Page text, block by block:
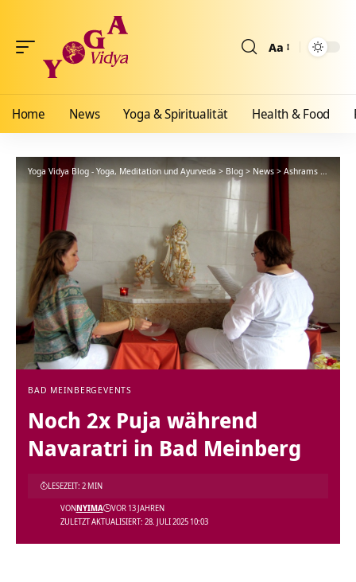
Aa
Home News Yoga & Spiritualität Health & Food
Yoga Vidya Blog - Yoga, Meditation und Ayurveda > Blog > News > Ashrams
BAD MEINBERG EVENTS
Noch 2x Puja während
Navaratri in Bad Meinberg
ZULETZT AKTUALISIERT: 28. JULI 2025 10:03
VONNYIMA VOR 13 JAHREN
LESEZEIT: 2 MIN